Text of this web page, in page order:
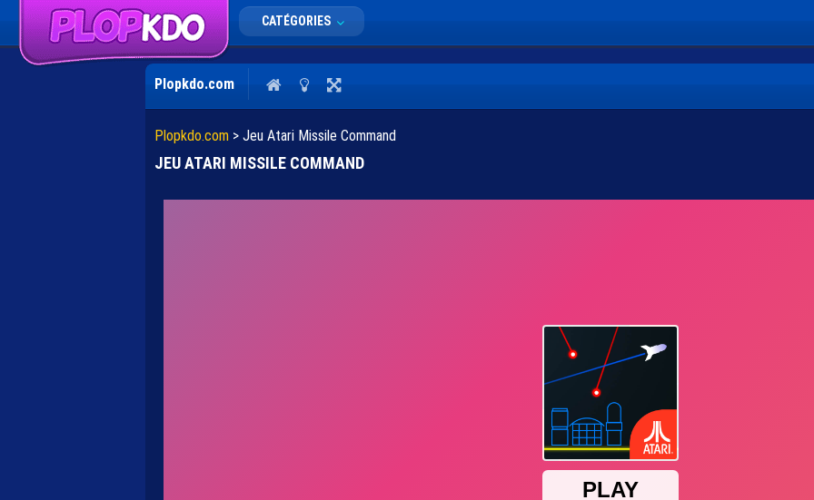
CATÉGORIES
Plopkdo.com
Plopkdo.com > Jeu Atari Missile Command
JEU ATARI MISSILE COMMAND